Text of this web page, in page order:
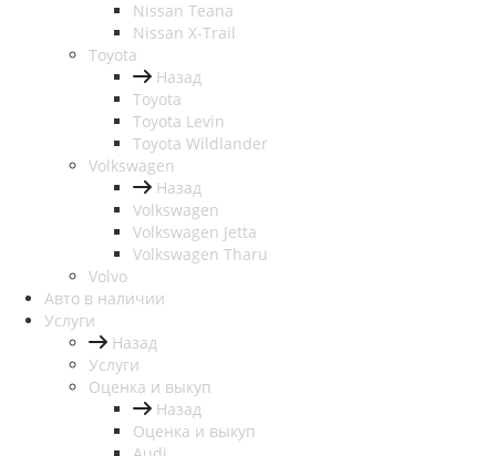
Nissan Teana
Nissan X-Trail
Toyota
Назад
Toyota
Toyota Levin
Toyota Wildlander
Volkswagen
Назад
Volkswagen
Volkswagen Jetta
Volkswagen Tharu
Volvo
Авто в наличии
Услуги
Назад
Услуги
Оценка и выкуп
Назад
Оценка и выкуп